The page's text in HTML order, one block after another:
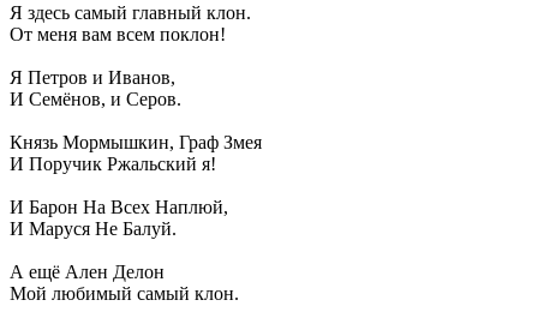
Я здесь самый главный клон.
От меня вам всем поклон!
Я Петров и Иванов,
И Семёнов, и Серов.
Князь Мормышкин, Граф Змея
И Поручик Ржальский я!
И Барон На Всех Наплюй,
И Маруся Не Балуй.
А ещё Ален Делон
Мой любимый самый клон.